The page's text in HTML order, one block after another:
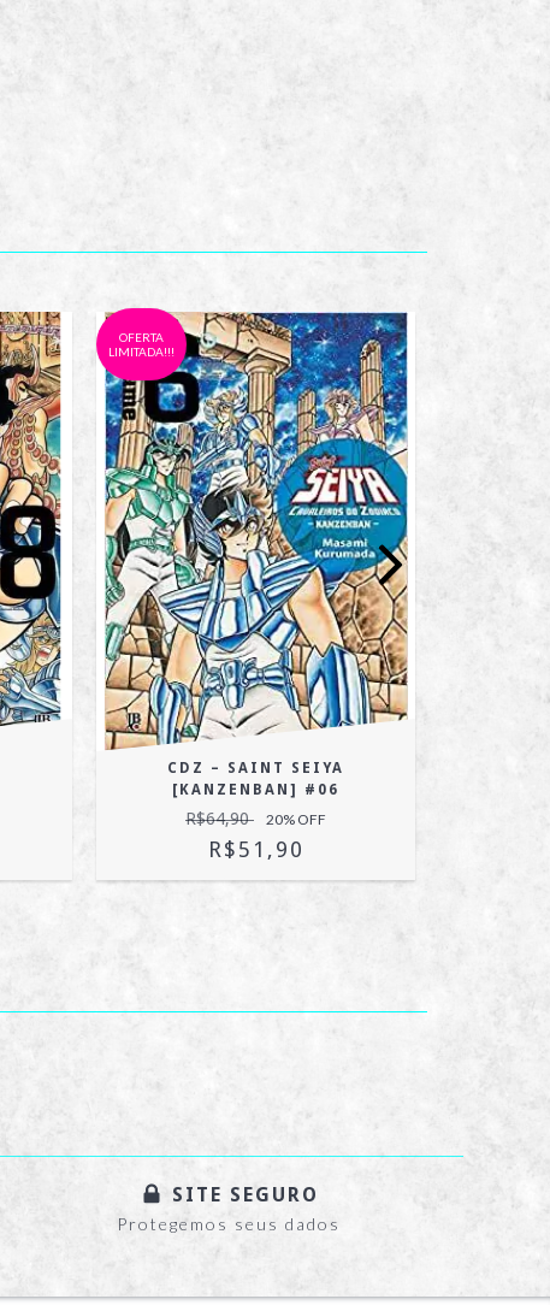
OFERTA
LIMITADA!!!
CDZ – SAINT SEIYA
[KANZENBAN] #06
R$64,90 20% OFF
R$51,90
SITE SEGURO
Protegemos seus dados